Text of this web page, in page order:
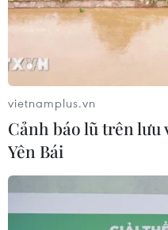
MAX 9 bị bung một phần
hãng sẽ phối hợp với
bao giờ xảy ra một lần
vietnamplus.vn
Cảnh báo lũ trên lưu
Yên Bái